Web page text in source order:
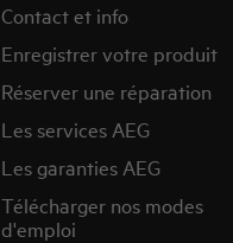
Contact et info
Enregistrer votre produit
Réserver une réparation
Les services AEG
Les garanties AEG
Télécharger nos modes
d'emploi